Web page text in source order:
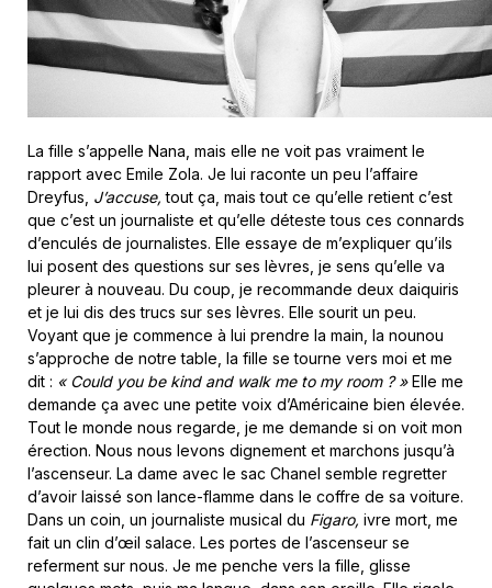
La fille s’appelle Nana, mais elle ne voit pas vraiment le
rapport avec Emile Zola. Je lui raconte un peu l’affaire
Dreyfus, J’accuse, tout ça, mais tout ce qu’elle retient c’est
que c’est un journaliste et qu’elle déteste tous ces connards
d’enculés de journalistes. Elle essaye de m’expliquer qu’ils
lui posent des questions sur ses lèvres, je sens qu’elle va
pleurer à nouveau. Du coup, je recommande deux daiquiris
et je lui dis des trucs sur ses lèvres. Elle sourit un peu.
Voyant que je commence à lui prendre la main, la nounou
s’approche de notre table, la fille se tourne vers moi et me
dit : « Could you be kind and walk me to my room ? »Elle me
demande ça avec une petite voix d’Américaine bien élevée.
Tout le monde nous regarde, je me demande si on voit mon
érection. Nous nous levons dignement et marchons jusqu’à
l’ascenseur. La dame avec le sac Chanel semble regretter
d’avoir laissé son lance-flamme dans le coffre de sa voiture.
Dans un coin, un journaliste musical du Figaro, ivre mort, me
fait un clin d’œil salace. Les portes de l’ascenseur se
referment sur nous. Je me penche vers la fille, glisse